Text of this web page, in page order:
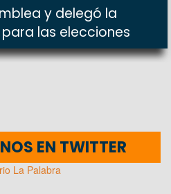
y delegó la
las elecciones
EN TWITTER
La Palabra